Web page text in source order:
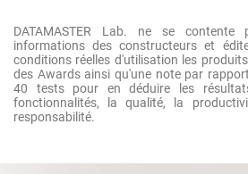
DATAMASTER Lab. ne se
informations des constructeurs et
conditions réelles d'utilisation les
des Awards ainsi qu'une note par
40 tests pour en déduire les
fonctionnalités, la qualité, la
responsabilité.